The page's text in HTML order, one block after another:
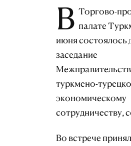
В Торгово-
палате
июня состоялось
заседание
туркмено-
экономическому
сотрудничеству,
Во встрече